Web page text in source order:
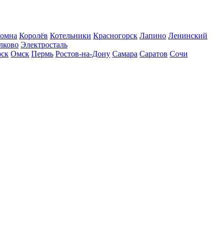
Королёв Котельники Красногорск Лапино Ленинский
Электросталь
Омск Пермь Ростов-на-Дону Самара Саратов Сочи